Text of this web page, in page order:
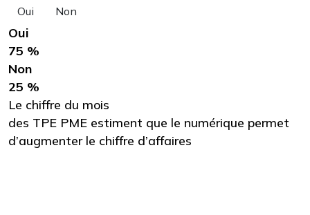
Oui Non
Oui
75 %
Non
25 %
Le chiffre du mois
des TPE PME estiment que le numérique permet
d’augmenter le chiffre d’affaires